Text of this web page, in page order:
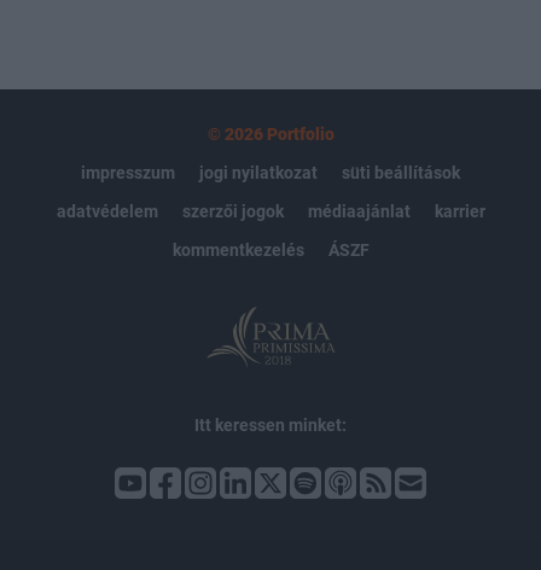
© 2026 Portfolio
impresszum
jogi nyilatkozat
süti beállítások
adatvédelem
szerzői jogok médiaajánlat
karrier
kommentkezelés
ÁSZF
Itt keressen minket: